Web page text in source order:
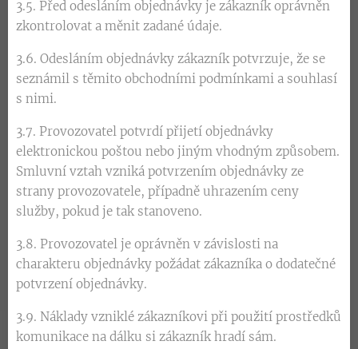
3.5. Před odesláním objednávky je zákazník oprávněn
zkontrolovat a měnit zadané údaje.
3.6. Odesláním objednávky zákazník potvrzuje, že se
seznámil s těmito obchodními podmínkami a souhlasí
s nimi.
3.7. Provozovatel potvrdí přijetí objednávky
elektronickou poštou nebo jiným vhodným způsobem.
Smluvní vztah vzniká potvrzením objednávky ze
strany provozovatele, případně uhrazením ceny
služby, pokud je tak stanoveno.
3.8. Provozovatel je oprávněn v závislosti na
charakteru objednávky požádat zákazníka o dodatečné
potvrzení objednávky.
3.9. Náklady vzniklé zákazníkovi při použití prostředků
komunikace na dálku si zákazník hradí sám.